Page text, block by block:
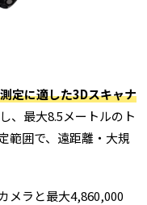
定に適した3Dスキャナ
、最大8.5メートルのト
範囲で、遠距離・大規
メラと最大4,860,000